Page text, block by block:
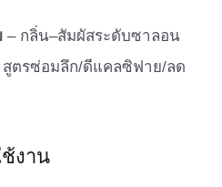
– กลิ่น–สัมผัสระดับซาลอน
สูตรซ่อมลึก/ดีแคลซิฟาย/ลด
งาน